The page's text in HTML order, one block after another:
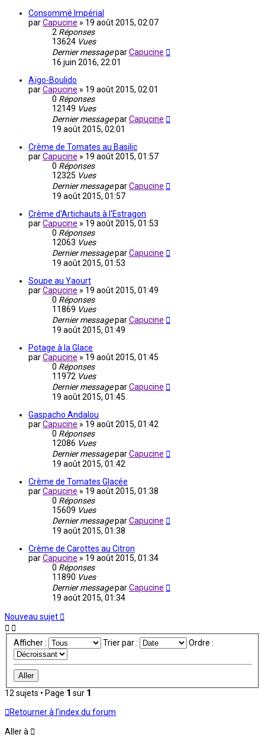
Consommé Impérial
parCapucine » 19 août 2015, 02:07
2 Réponses
13624 Vues
Dernier messageparCapucine
16 juin 2016, 22:01
Aïgo-Boulido
parCapucine » 19 août 2015, 02:01
0 Réponses
12149 Vues
Dernier messageparCapucine
19 août 2015, 02:01
Crème de Tomates au Basilic
parCapucine » 19 août 2015, 01:57
0 Réponses
12325 Vues
Dernier messageparCapucine
19 août 2015, 01:57
Crème d'Artichauts à l'Estragon
parCapucine » 19 août 2015, 01:53
0 Réponses
12063 Vues
Dernier messageparCapucine
19 août 2015, 01:53
Soupe au Yaourt
parCapucine » 19 août 2015, 01:49
0 Réponses
11869 Vues
Dernier messageparCapucine
19 août 2015, 01:49
Potage à la Glace
parCapucine » 19 août 2015, 01:45
0 Réponses
11972 Vues
Dernier messageparCapucine
19 août 2015, 01:45
Gaspacho Andalou
parCapucine » 19 août 2015, 01:42
0 Réponses
12086 Vues
Dernier messageparCapucine
19 août 2015, 01:42
Crème de Tomates Glacée
parCapucine » 19 août 2015, 01:38
0 Réponses
15609 Vues
Dernier messageparCapucine
19 août 2015, 01:38
Crème de Carottes au Citron
parCapucine » 19 août 2015, 01:34
0 Réponses
11890 Vues
Dernier messageparCapucine
19 août 2015, 01:34
Nouveau sujet
Afficher : Trier par : Ordre :
12 sujets • Page 1 sur 1
Retourner à l’index du forum
Aller à